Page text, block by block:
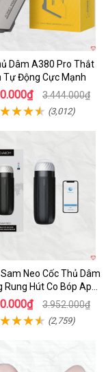
Dâm A380 Pro Thắt
Tự Động Cực Mạnh
3.444.000₫
(3,012)
Neo Cốc Thủ Dâm
Hút Co Bóp App
Điều Khiển3.952.000₫
(2,759)